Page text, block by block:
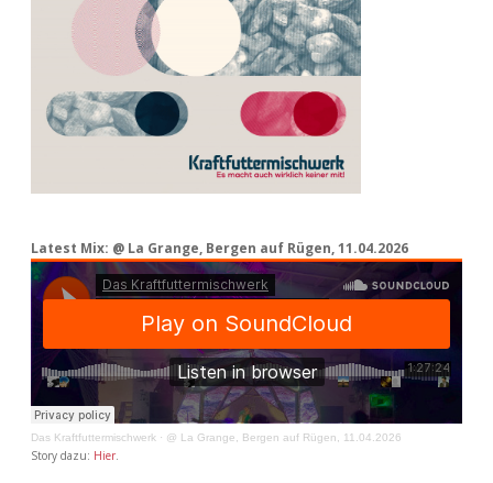
Latest Mix: @ La Grange, Bergen auf Rügen, 11.04.2026
Das Kraftfuttermischwerk · @ La Grange, Bergen auf Rügen, 11.04.2026
Story dazu: Hier.